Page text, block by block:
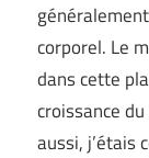
corporel. Le
dans cette
croissance
aussi, j’étais